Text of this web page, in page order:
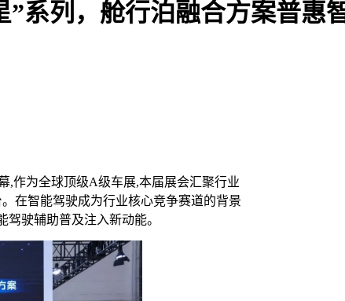
系列，舱行泊融合方案普惠
,作为全球顶级A级车展,本届展会汇聚行业
在智能驾驶成为行业核心竞争赛道的背景
驶辅助普及注入新动能。